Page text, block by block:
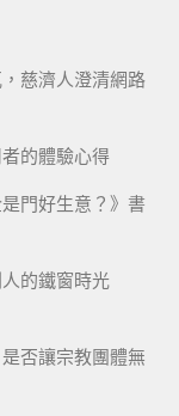
慈濟人澄清網路
的體驗心得
門好生意？》書
的鐵窗時光
否讓宗教團體無